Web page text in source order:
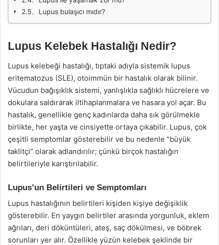
Lupus bulaşıcı mıdır?
Lupus Kelebek Hastalığı Nedir?
Lupus kelebeği hastalığı, tıptaki adıyla sistemik lupus
eritematozus (SLE), otoimmün bir hastalık olarak bilinir.
Vücudun bağışıklık sistemi, yanlışlıkla sağlıklı hücrelere ve
dokulara saldırarak iltihaplanmalara ve hasara yol açar. Bu
hastalık, genellikle genç kadınlarda daha sık görülmekle
birlikte, her yaşta ve cinsiyette ortaya çıkabilir. Lupus, çok
çeşitli semptomlar gösterebilir ve bu nedenle “büyük
taklitçi” olarak adlandırılır; çünkü birçok hastalığın
belirtileriyle karıştırılabilir.
Lupus’un Belirtileri ve Semptomları
Lupus hastalığının belirtileri kişiden kişiye değişiklik
gösterebilir. En yaygın belirtiler arasında yorgunluk, eklem
ağrıları, deri döküntüleri, ateş, saç dökülmesi, ve böbrek
sorunları yer alır. Özellikle yüzün kelebek şeklinde bir